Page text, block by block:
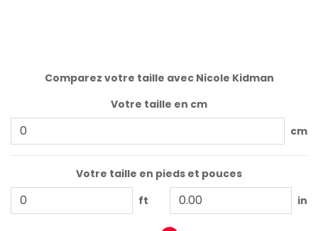
Comparez votre taille avec Nicole Kidman
Votre taille en cm
cm
Votre taille en pieds et pouces
ft
in